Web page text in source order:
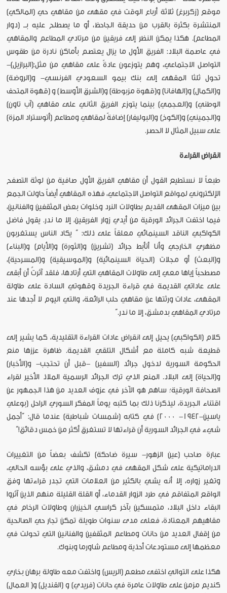
موقع (زكربرغ) ثلاثة أرباع الوقت في مقهى من مقاهي حي (المالكي)
المنتشرة بكثرة بالقرب من حديقة الجاحظ، أو ما يصطلح عليه بــ (دوار
المطاعم). هكذا يمكن النظر إلى فريقين من مرتادي المطاعم والمقاهي
في عاصمة البلاد: الفريق الأول ما يزال يعتصم بأماكن نادرة من طقوس
التواصل الاجتماعي، وهم يتوزعون عادةً على مقاهي من مثل:(البرازيل)-
تحول ثلثا المقهى إلى بنك بيمو السعودي الفرنسي- و(الروضة)
و(الكمال) و(الهافانا) و(قهوة مزبوطة) و(الشرق الأوسط) و (قهوة المتحف
الوطني) و(العجمي) بينما يتوزع الفريق الثاني على مقاهي (آب تاون)
و(الجميني) و(الكوخ) و(البوليفار) إضافةً لمقاهي ومطاعم (أتوستراد المزة)
على سبيل المثال لا الحصر.
انقراض القراءة
طبعاً لا نستطيع القول أن مقاهي الفريق الأول صافية من لوثة التصفح
الإلكتروني لمواقع التواصل الاجتماعي، فهذه المقاهي أيضاً حاولت الجمع
بين ميزات المقهى القديم بطاولات النرد وخلوات بعض المثقفين والفنانين،
فيما اختفت الجرائد الورقية من أيدي زوار الفريقين، إلا ما ندر. يقول فاضل
الكواكبي الناقد السينمائي معلقاً على ذلك: ” يكاد الناس يستغربون
مظهري الخارجي وأنا أتأبط جرائد (تشرين) و(الثورة) و(الأيام) و(البناء)
و(البعث) أو مجلات (الحياة السينمائية) و(الموسيقية) و(المسرحية)،
مصطحباً إياها معي إلى طاولات المقاهي التي أرتادها، فلقد آثرتُ أن أبقى
على عاداتي القديمة في قراءة الجريدة وقهوتي السادة على طاولة
المقهى، عادات ورثتها عن مقاهي حلب الرائعة، والتي اليوم لا أجدها عند
مرتادي المقاهي بدمشق، إلا ما ندر.”
كلام (الكواكبي) يحيل إلى انقراض عادات القراءة التقليدية، كما يشير إلى
قطيعة شبه كاملة مع أشكال التلقي القديمة. ظاهرة عززها منع
الحكومة السورية لدخول جرائد (السفير) -قبل أن تحتجب- و(الأخبار)
و(الحياة) إلى البلاد. المنع الذي ترك الجرائد الرسمية الملاذ الأخير لقراء
الصحافة الورقية؛ ساهم هو الآخر في عزوف العديد من هذا الجمهور عن
اقتناء الجريدة، ليذكرنا ذلك بما كتبه يوماً المفكر السوري الراحل (بوعلي
ياسين-1942- 2000) في كتابه (شمسات شباطية) عندما قال: “أجمل
شيء في الجرائد السورية أن قراءتها لا تستغرق أكثر من خمس دقائق!”
عبارة صاحب (عين الزهور- سيرة ضاحكة) تكشف بعضاً من التغييرات
الدراماتيكية على شكل المقهى في دمشق، والذي على بؤسه الحالي،
وتغير زواره، إلا أنه يشي بالكثير من العلامات التي تجدر قراءتها وفق
الواقع المتفاقم في طرد الزوار القدماء، أو القلة القليلة منهم الذين آثروا
البقاء داخل البلاد، متمسكين بآخر كراسي الخيزران وطاولات الرخام في
مقاهيهم المعتادة، فعلى مدى سنوات طويلة تمكن تجار حي الصالحية
من إقفال العديد من حانات ومطاعم المثقفين والفنانين التي تحولت في
معظمها إلى مستودعات أحذية ومطاعم شاورما وبنوك.
هكذا على التوالي اختفى مطعم (الريس) واختفت معه طاولة برهان بخاري
كنديم مزمن على طاولات عامرة في حانات (فريدي) و (القنديل) و( العمال)